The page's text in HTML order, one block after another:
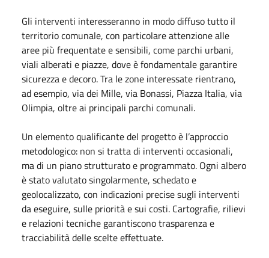
Gli interventi interesseranno in modo diffuso tutto il
territorio comunale, con particolare attenzione alle
aree più frequentate e sensibili, come parchi urbani,
viali alberati e piazze, dove è fondamentale garantire
sicurezza e decoro. Tra le zone interessate rientrano,
ad esempio, via dei Mille, via Bonassi, Piazza Italia, via
Olimpia, oltre ai principali parchi comunali.
Un elemento qualificante del progetto è l’approccio
metodologico: non si tratta di interventi occasionali,
ma di un piano strutturato e programmato. Ogni albero
è stato valutato singolarmente, schedato e
geolocalizzato, con indicazioni precise sugli interventi
da eseguire, sulle priorità e sui costi. Cartografie, rilievi
e relazioni tecniche garantiscono trasparenza e
tracciabilità delle scelte effettuate.